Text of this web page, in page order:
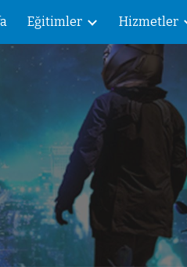
Skip to navigation
Eğitimler Hizmetler